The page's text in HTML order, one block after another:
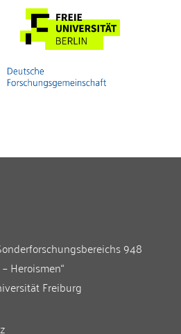
948
Heroismen“
Freiburg